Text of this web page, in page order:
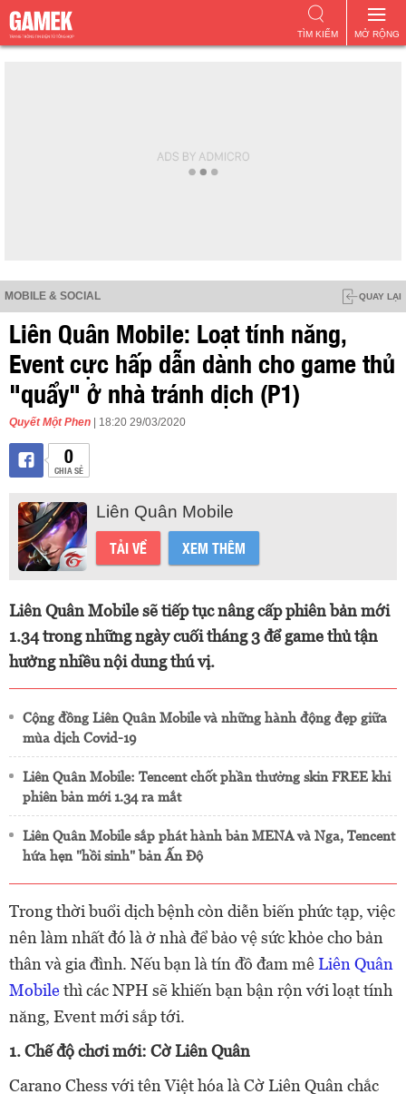
MỞ RỘNG
TÌM KIẾM
MOBILE & SOCIAL QUAY LẠI
Liên Quân Mobile: Loạt tính năng,
Event cực hấp dẫn dành cho game thủ
"quẩy" ở nhà tránh dịch (P1)
Quyết Một Phen | 18:20 29/03/2020
0
CHIA SẺ
Liên Quân Mobile
TẢI VỀ XEM THÊM
Liên Quân Mobile sẽ tiếp tục nâng cấp phiên bản mới
1.34 trong những ngày cuối tháng 3 để game thủ tận
hưởng nhiều nội dung thú vị.
Cộng đồng Liên Quân Mobile và những hành động đẹp giữa
mùa dịch Covid-19
Liên Quân Mobile: Tencent chốt phần thưởng skin FREE khi
phiên bản mới 1.34 ra mắt
Liên Quân Mobile sắp phát hành bản MENA và Nga, Tencent
hứa hẹn "hồi sinh" bản Ấn Độ
Trong thời buổi dịch bệnh còn diễn biến phức tạp, việc
nên làm nhất đó là ở nhà để bảo vệ sức khỏe cho bản
thân và gia đình. Nếu bạn là tín đồ đam mêLiên Quân
Mobilethì các NPH sẽ khiến bạn bận rộn với loạt tính
năng, Event mới sắp tới.
1. Chế độ chơi mới: Cờ Liên Quân
Carano Chess với tên Việt hóa là Cờ Liên Quân chắc